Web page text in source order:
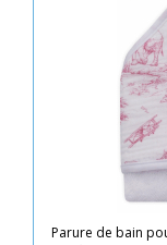
Parure de bain